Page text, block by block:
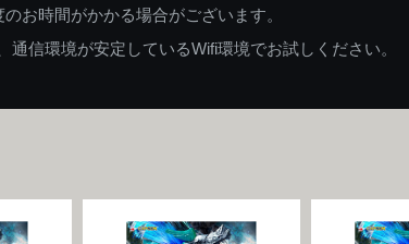
お時間がかかる場合がございます。
信環境が安定しているWifi環境でお試しください。